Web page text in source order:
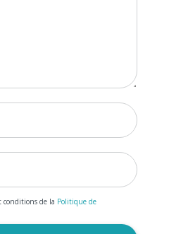
conditions de la Politique de